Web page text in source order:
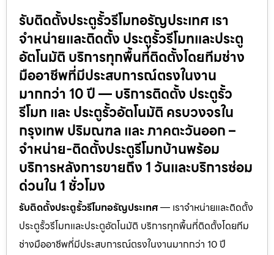
รับติดตั้งประตูรั้วรีโมทอรัญประเทศ เรา
จำหน่ายและติดตั้ง ประตูรั้วรีโมทและประตู
อัตโนมัติ บริการทุกพื้นที่ติดตั้งโดยทีมช่าง
มืออาชีพที่มีประสบการณ์ตรงในงาน
มากกว่า 10 ปี — บริการติดตั้ง ประตูรั้ว
รีโมท และ ประตูรั้วอัตโนมัติ ครบวงจรใน
กรุงเทพ ปริมณฑล และ ภาคตะวันออก –
จำหน่าย-ติดตั้งประตูรีโมทบ้านพร้อม
บริการหลังการขายถึง 1 วันและบริการซ่อม
ด่วนใน 1 ชั่วโมง
รับติดตั้งประตูรั้วรีโมทอรัญประเทศ— เราจำหน่ายและติดตั้ง
ประตูรั้วรีโมทและประตูอัตโนมัติ บริการทุกพื้นที่ติดตั้งโดยทีม
ช่างมืออาชีพที่มีประสบการณ์ตรงในงานมากกว่า 10 ปี